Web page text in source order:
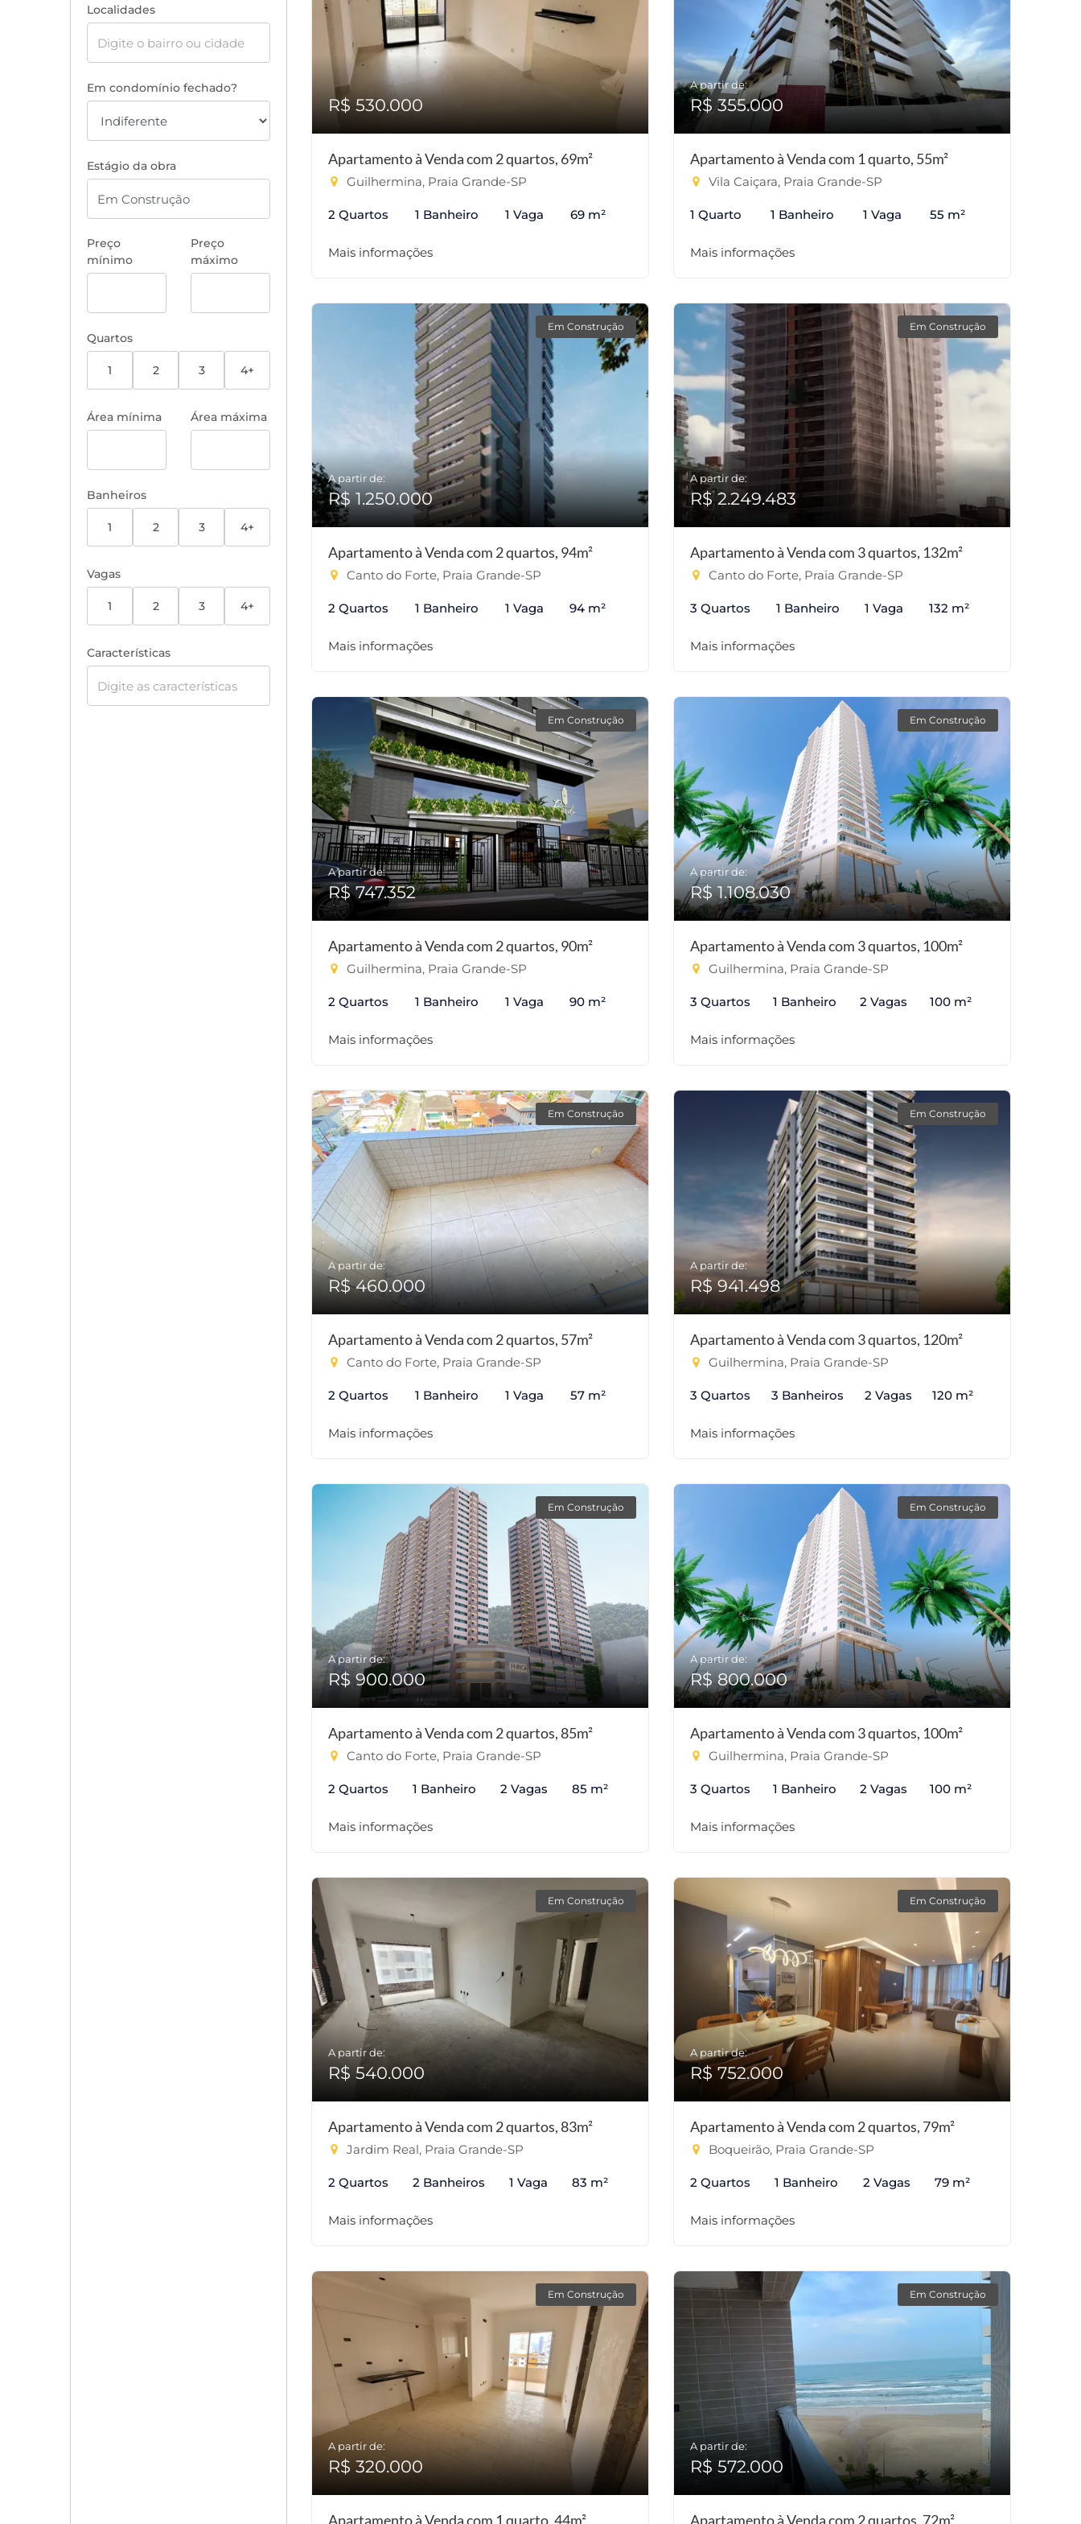
Localidades
Em condomínio fechado?
Estágio da obra
Preço
mínimo
Preço
máximo
Quartos
1 2 3 4+
Área mínima Área máxima
Banheiros
1 2 3 4+
Vagas
1 2 3 4+
Características
R$ 530.000
Apartamento à Venda com 2 quartos, 69m²
Guilhermina, Praia Grande-SP
2 Quartos 1 Banheiro 1 Vaga 69 m²
Mais informações
A partir de:
R$ 355.000
Apartamento à Venda com 1 quarto, 55m²
Vila Caiçara, Praia Grande-SP
1 Quarto 1 Banheiro 1 Vaga 55 m²
Mais informações
Em Construção
A partir de:
R$ 1.250.000
Apartamento à Venda com 2 quartos, 94m²
Canto do Forte, Praia Grande-SP
2 Quartos 1 Banheiro 1 Vaga 94 m²
Mais informações
Em Construção
A partir de:
R$ 2.249.483
Apartamento à Venda com 3 quartos, 132m²
Canto do Forte, Praia Grande-SP
3 Quartos 1 Banheiro 1 Vaga 132 m²
Mais informações
Em Construção
A partir de:
R$ 747.352
Apartamento à Venda com 2 quartos, 90m²
Guilhermina, Praia Grande-SP
2 Quartos 1 Banheiro 1 Vaga 90 m²
Mais informações
Em Construção
A partir de:
R$ 1.108.030
Apartamento à Venda com 3 quartos, 100m²
Guilhermina, Praia Grande-SP
3 Quartos 1 Banheiro 2 Vagas 100 m²
Mais informações
Em Construção
A partir de:
R$ 460.000
Apartamento à Venda com 2 quartos, 57m²
Canto do Forte, Praia Grande-SP
2 Quartos 1 Banheiro 1 Vaga 57 m²
Mais informações
Em Construção
A partir de:
R$ 941.498
Apartamento à Venda com 3 quartos, 120m²
Guilhermina, Praia Grande-SP
3 Quartos 3 Banheiros 2 Vagas 120 m²
Mais informações
Em Construção
A partir de:
R$ 900.000
Apartamento à Venda com 2 quartos, 85m²
Canto do Forte, Praia Grande-SP
2 Quartos 1 Banheiro 2 Vagas 85 m²
Mais informações
Em Construção
A partir de:
R$ 800.000
Apartamento à Venda com 3 quartos, 100m²
Guilhermina, Praia Grande-SP
3 Quartos 1 Banheiro 2 Vagas 100 m²
Mais informações
Em Construção
A partir de:
R$ 540.000
Apartamento à Venda com 2 quartos, 83m²
Jardim Real, Praia Grande-SP
2 Quartos 2 Banheiros 1 Vaga 83 m²
Mais informações
Em Construção
A partir de:
R$ 752.000
Apartamento à Venda com 2 quartos, 79m²
Boqueirão, Praia Grande-SP
2 Quartos 1 Banheiro 2 Vagas 79 m²
Mais informações
Em Construção
A partir de:
R$ 320.000
Apartamento à Venda com 1 quarto, 44m²
Em Construção
A partir de:
R$ 572.000
Apartamento à Venda com 2 quartos, 72m²